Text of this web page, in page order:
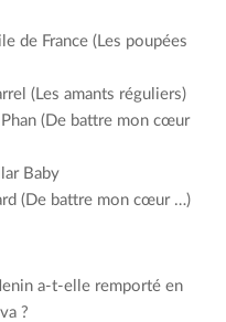
de France (Les poupées
(Les amants réguliers)
(De battre mon cœur
Baby
(De battre mon cœur …)
a-t-elle remporté en
?